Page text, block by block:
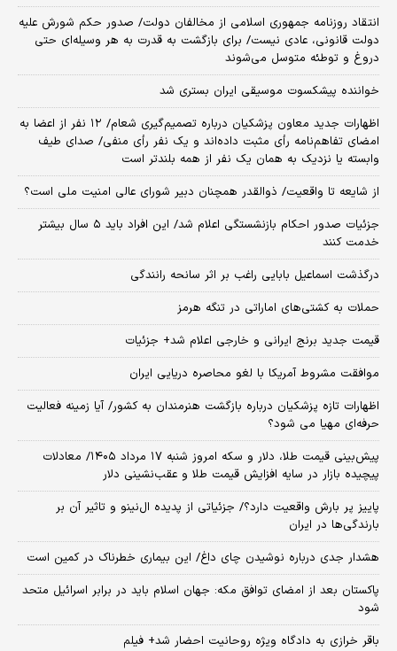
انتقاد روزنامه جمهوری اسلامی از مخالفان دولت/ صدور حکم شورش علیه
دولت قانونی، عادی نیست/ برای بازگشت به قدرت به هر وسیله‌ای حتی
دروغ و توطئه متوسل می‌شوند
خواننده پیشکسوت موسیقی ایران بستری شد
اظهارات جدید معاون پزشکیان درباره تصمیم‌گیری شعام/ ۱۲ نفر از اعضا به
امضای تفاهم‌نامه رأی مثبت داده‌اند و یک نفر رأی منفی/ صدای طیف
وابسته یا نزدیک به همان یک نفر از همه بلندتر است
از شایعه تا واقعیت/ ذوالقدر همچنان دبیر شورای ‌عالی امنیت ملی است؟
جزئیات صدور احکام بازنشستگی اعلام شد/ این افراد باید ۵ سال بیشتر
خدمت کنند
درگذشت اسماعیل بابایی راغب بر اثر سانحه رانندگی
حملات به کشتی‌های اماراتی در تنگه هرمز
قیمت جدید برنج ایرانی و خارجی اعلام شد+ جزئیات
موافقت مشروط آمریکا با لغو محاصره دریایی ایران
اظهارات تازه پزشکیان درباره بازگشت هنرمندان به کشور/ آیا زمینه فعالیت
حرفه‌ای مهیا می شود؟
پیش‌بینی قیمت طلا، دلار و سکه امروز شنبه ۱۷ مرداد ۱۴۰۵/ معادلات
پیچیده بازار در سایه افزایش قیمت طلا و عقب‌نشینی دلار
پاییز پر بارش واقعیت دارد؟/ جزئیاتی از پدیده ال‌نینو و تاثیر آن بر
بارندگی‌ها در ایران
هشدار جدی درباره نوشیدن چای داغ/ این بیماری خطرناک در کمین است
پاکستان بعد از امضای توافق مکه: جهان اسلام باید در برابر اسرائیل متحد
شود
باقر خرازی به دادگاه ویژه روحانیت احضار شد+ فیلم